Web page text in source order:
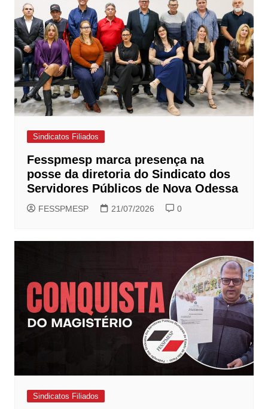
Sindicatos Filiados
Fesspmesp marca presença na
posse da diretoria do Sindicato dos
Servidores Públicos de Nova Odessa
FESSPMESP 21/07/2026 0
Sindicatos Filiados